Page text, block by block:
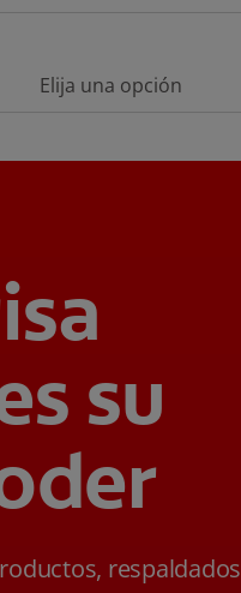
Elija una opción
su
respaldados